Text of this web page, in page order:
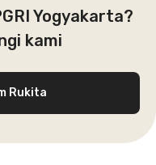
Yogyakarta?
kami
Rukita